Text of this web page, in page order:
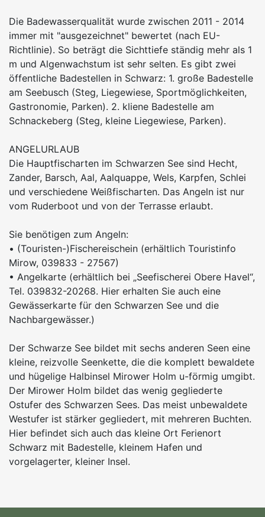
Die Badewasserqualität wurde zwischen 2011 - 2014
immer mit "ausgezeichnet" bewertet (nach EU-
Richtlinie). So beträgt die Sichttiefe ständig mehr als 1
m und Algenwachstum ist sehr selten. Es gibt zwei
öffentliche Badestellen in Schwarz: 1. große Badestelle
am Seebusch (Steg, Liegewiese, Sportmöglichkeiten,
Gastronomie, Parken). 2. kliene Badestelle am
Schnackeberg (Steg, kleine Liegewiese, Parken).
ANGELURLAUB
Die Hauptfischarten im Schwarzen See sind Hecht,
Zander, Barsch, Aal, Aalquappe, Wels, Karpfen, Schlei
und verschiedene Weißfischarten. Das Angeln ist nur
vom Ruderboot und von der Terrasse erlaubt.
Sie benötigen zum Angeln:
• (Touristen-)Fischereischein (erhältlich Touristinfo
Mirow, 039833 - 27567)
• Angelkarte (erhältlich bei „Seefischerei Obere Havel“,
Tel. 039832-20268. Hier erhalten Sie auch eine
Gewässerkarte für den Schwarzen See und die
Nachbargewässer.)
Der Schwarze See bildet mit sechs anderen Seen eine
kleine, reizvolle Seenkette, die die komplett bewaldete
und hügelige Halbinsel Mirower Holm u-förmig umgibt.
Der Mirower Holm bildet das wenig gegliederte
Ostufer des Schwarzen Sees. Das meist unbewaldete
Westufer ist stärker gegliedert, mit mehreren Buchten.
Hier befindet sich auch das kleine Ort Ferienort
Schwarz mit Badestelle, kleinem Hafen und
vorgelagerter, kleiner Insel.